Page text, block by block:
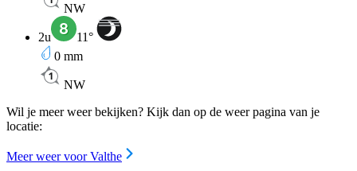
NW
2u 11°
0 mm
NW
Wil je meer weer bekijken? Kijk dan op de weer pagina van je
locatie:
Meer weer voor Valthe